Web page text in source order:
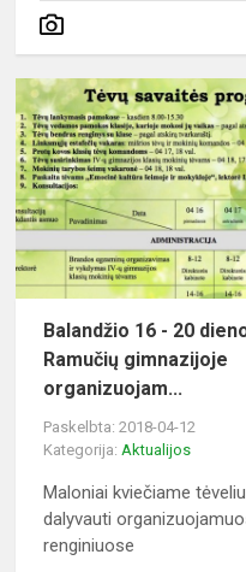
Balandžio 16 - 20
Ramučių gimnazijoje
organizuojam...
Paskelbta: 2018-04-12
Kategorija:Aktualijos
Maloniai kviečiame
dalyvauti
renginiuose